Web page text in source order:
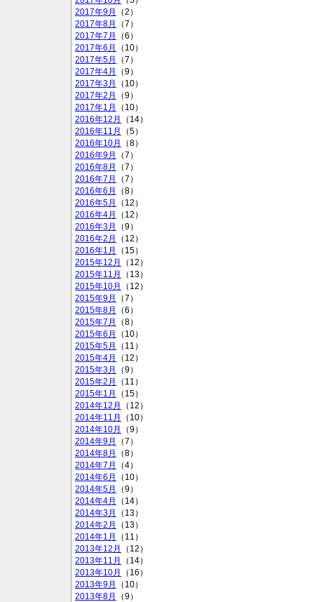
2017年9月
（2）
2017年8月
（7）
2017年7月
（6）
2017年6月
（10）
2017年5月
（7）
2017年4月
（9）
2017年3月
（10）
2017年2月
（9）
2017年1月
（10）
2016年12月
（14）
2016年11月
（5）
2016年10月
（8）
2016年9月
（7）
2016年8月
（7）
2016年7月
（7）
2016年6月
（8）
2016年5月
（12）
2016年4月
（12）
2016年3月
（9）
2016年2月
（12）
2016年1月
（15）
2015年12月
（12）
2015年11月
（13）
2015年10月
（12）
2015年9月
（7）
2015年8月
（6）
2015年7月
（8）
2015年6月
（10）
2015年5月
（11）
2015年4月
（12）
2015年3月
（9）
2015年2月
（11）
2015年1月
（15）
2014年12月
（12）
2014年11月
（10）
2014年10月
（9）
2014年9月
（7）
2014年8月
（8）
2014年7月
（4）
2014年6月
（10）
2014年5月
（9）
2014年4月
（14）
2014年3月
（13）
2014年2月
（13）
2014年1月
（11）
2013年12月
（12）
2013年11月
（14）
2013年10月
（16）
2013年9月
（10）
2013年8月
（9）